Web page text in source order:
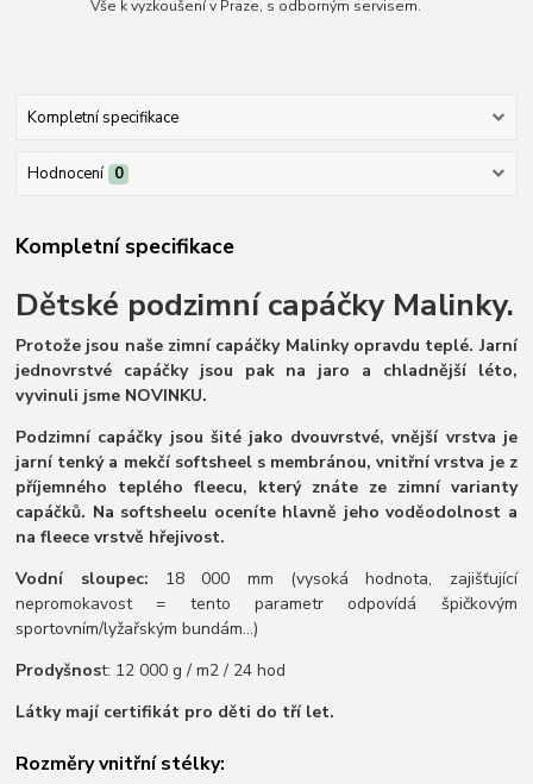
Vše k vyzkoušení v Praze, s odborným servisem.
Kompletní specifikace
Hodnocení 0
Kompletní specifikace
Dětské podzimní capáčky Malinky.
Protože jsou naše zimní capáčky Malinky opravdu teplé. Jarní
jednovrstvé capáčky jsou pak na jaro a chladnější léto,
vyvinuli jsme NOVINKU.
Podzimní capáčky jsou šité jako dvouvrstvé, vnější vrstva je
jarní tenký a mekčí softsheel s membránou, vnitřní vrstva je z
příjemného teplého fleecu, který znáte ze zimní varianty
capáčků. Na softsheelu oceníte hlavně jeho voděodolnost a
na fleece vrstvě hřejivost.
Vodní sloupec: 18 000 mm (vysoká hodnota, zajišťující
nepromokavost = tento parametr odpovídá špičkovým
sportovním/lyžařským bundám…)
Prodyšnost: 12 000 g / m2 / 24 hod
Látky mají certifikát pro děti do tří let.
Rozměry vnitřní stélky: